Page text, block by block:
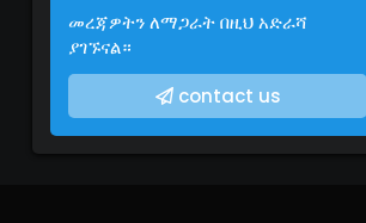
መረጃዎትን ለማጋራት በዚህ አድራሻ
ያገኙናል።
contact us